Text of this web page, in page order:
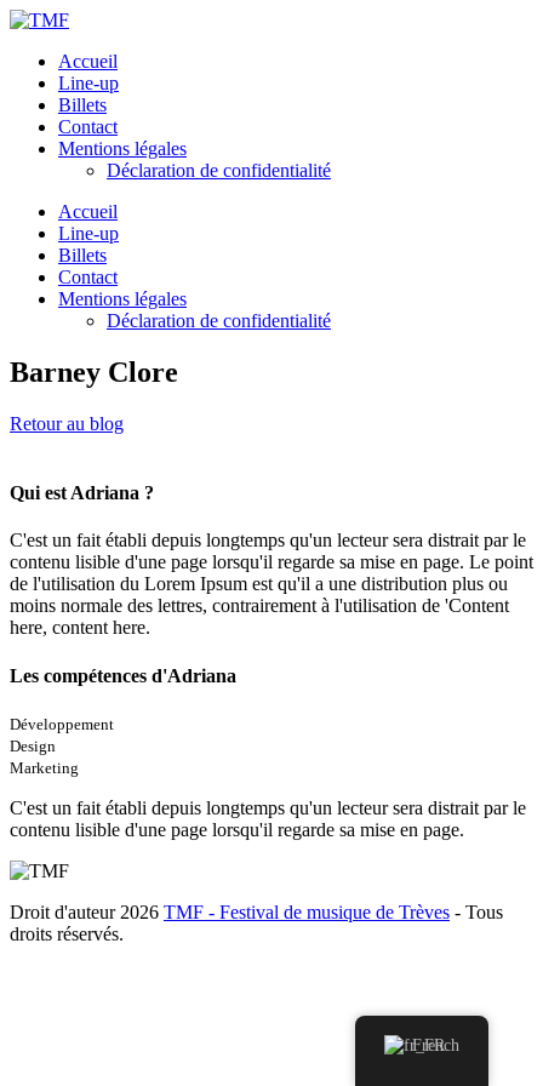
Accueil
Line-up
Billets
Contact
Mentions légales
Déclaration de confidentialité
Accueil
Line-up
Billets
Contact
Mentions légales
Déclaration de confidentialité
Barney Clore
Retour au blog
Qui est Adriana ?
C'est un fait établi depuis longtemps qu'un lecteur sera distrait par le
contenu lisible d'une page lorsqu'il regarde sa mise en page. Le point
de l'utilisation du Lorem Ipsum est qu'il a une distribution plus ou
moins normale des lettres, contrairement à l'utilisation de 'Content
here, content here.
Les compétences d'Adriana
Développement
Design
Marketing
C'est un fait établi depuis longtemps qu'un lecteur sera distrait par le
contenu lisible d'une page lorsqu'il regarde sa mise en page.
Droit d'auteur 2026 TMF - Festival de musique de Trèves - Tous
droits réservés.
French